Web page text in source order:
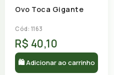
Ovo Toca Gigante
Cód: 1163
R$ 40,10
🛍 Adicionar ao carrinho